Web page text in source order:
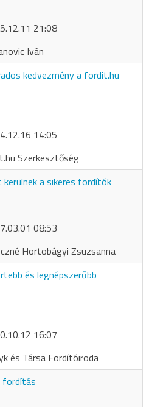
21:08
Iván
kedvezmény a fordit.hu
14:05
Szerkesztőség
a sikeres fordítók
08:53
Hortobágyi Zsuzsanna
és legnépszerűbb
16:07
és Társa Fordítóiroda
fordítás